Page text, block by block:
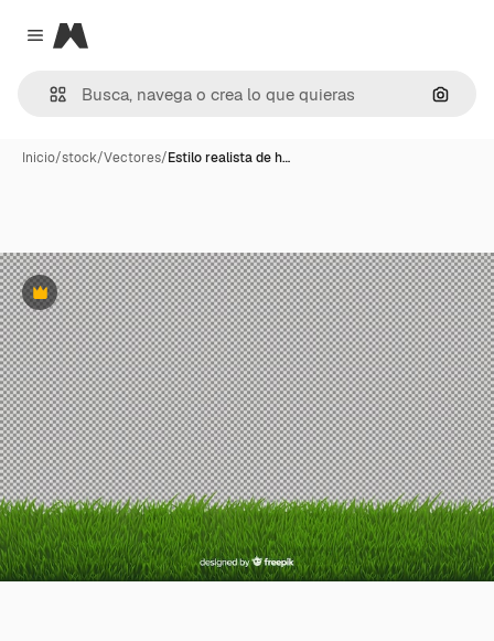
Close menu
Magnific
Inicio/stock/Vectores/Estilo realista de h…
Premium